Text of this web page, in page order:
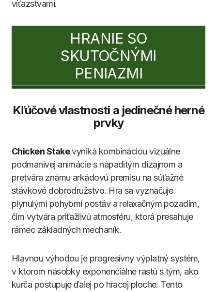
víťazstvami.
HRANIE SO
SKUTOČNÝMI
PENIAZMI
Kľúčové vlastnosti a jedinečné herné
prvky
Chicken Stakevyniká kombináciou vizuálne
podmanivej animácie s nápaditým dizajnom a
pretvára známu arkádovú premisu na súťažné
stávkové dobrodružstvo. Hra sa vyznačuje
plynulými pohybmi postáv a relaxačným pozadím,
čím vytvára príťažlivú atmosféru, ktorá presahuje
rámec základných mechaník.
Hlavnou výhodou je progresívny výplatný systém,
v ktorom násobky exponenciálne rastú s tým, ako
kurča postupuje ďalej po hracej ploche. Tento